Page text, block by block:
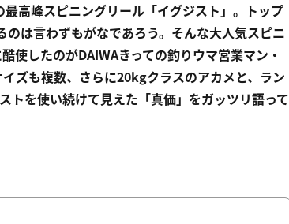
高峰スピニングリール「イグジスト」。トップ
は言わずもがなであろう。そんな大人気スピニ
使したのがDAIWAきっての釣りウマ営業マン・
ズも複数、さらに20kgクラスのアカメと、ラン
トを使い続けて見えた「真価」をガッツリ語って